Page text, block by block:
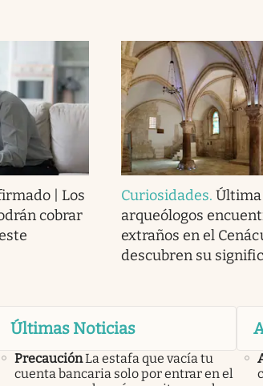
| Los
cobrar
Curiosidades.Última
arqueólogos
extraños en el
descubren su
Últimas Noticias
PrecauciónLa estafa que vacía tu
cuenta bancaria solo por entrar en el